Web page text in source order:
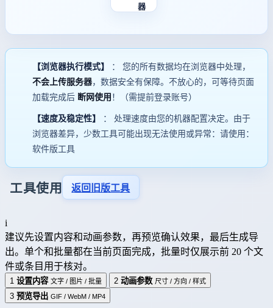
器
【浏览器执行模式】
： 您的所有数据均在浏览器中处理，
不会上传服务器，数据安全有保障。不放心的，可等待页面
加载完成后 断网使用 ！（需提前登录账号）
【速度及稳定性】
： 处理速度由您的机器配置决定。由于
浏览器差异，少数工具可能出现无法使用或异常：请使用：
软件版工具
工具使用 返回旧版工具
i
建议先设置内容和动画参数，再预览确认效果，最后生成导
出。单个和批量都在当前页面完成，批量时仅展示前 20 个文
件或条目用于核对。
1 设置内容 文字 / 图片 / 批量 2 动画参数 尺寸 / 方向 / 样式
3 预览导出 GIF / WebM / MP4